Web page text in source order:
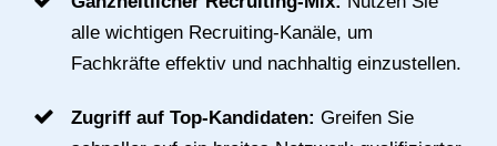
alle wichtigen Recruiting-Kanäle, um
Fachkräfte effektiv und nachhaltig einzustellen.
Zugriff auf Top-Kandidaten: Greifen Sie